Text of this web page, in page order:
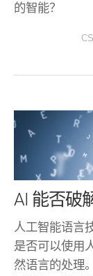
的智能？
AI 能否破
人工智能语言
是否可以使用
然语言的处理